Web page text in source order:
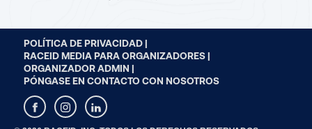
POLÍTICA DE PRIVACIDAD |
RACEID MEDIA PARA ORGANIZADORES |
ORGANIZADOR ADMIN |
PÓNGASE EN CONTACTO CON NOSOTROS